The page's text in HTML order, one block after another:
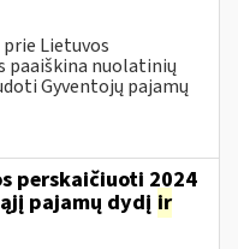
Lietuvos
paaiškina nuolatinių
Gyventojų pajamų
perskaičiuoti 2024
pajamų dydį ir